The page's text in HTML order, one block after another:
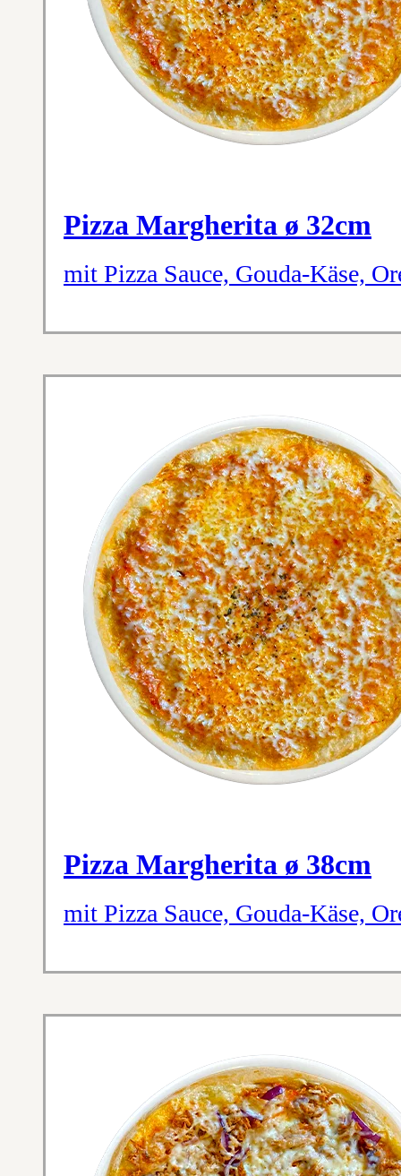
Pizza Margherita ø 32cm
mit Pizza Sauce, Gouda-Käse,
Pizza Margherita ø 38cm
mit Pizza Sauce, Gouda-Käse,